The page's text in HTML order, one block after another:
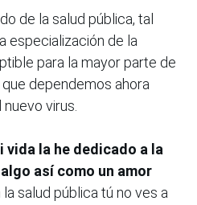
de la salud pública, tal
especialización de la
para la mayor parte de
dependemos ahora
virus.
vida la he dedicado a la
así como un amor
la salud pública tú no ves a